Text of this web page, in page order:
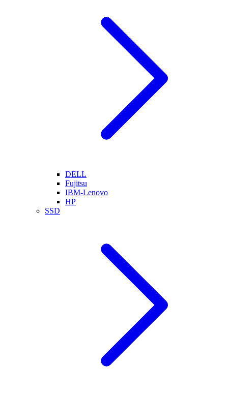
DELL
Fujitsu
IBM-Lenovo
HP
SSD